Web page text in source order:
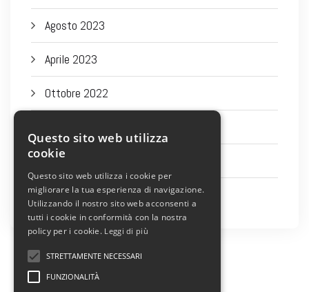
Agosto 2023
Aprile 2023
Ottobre 2022
Agosto 2022
Luglio 2022
Questo sito web utilizza
cookie
Questo sito web utilizza i cookie per
migliorare la tua esperienza di navigazione.
Utilizzando il nostro sito web acconsenti a
tutti i cookie in conformità con la nostra
policy per i cookie. Leggi di più
STRETTAMENTE NECESSARI
FUNZIONALITÀ